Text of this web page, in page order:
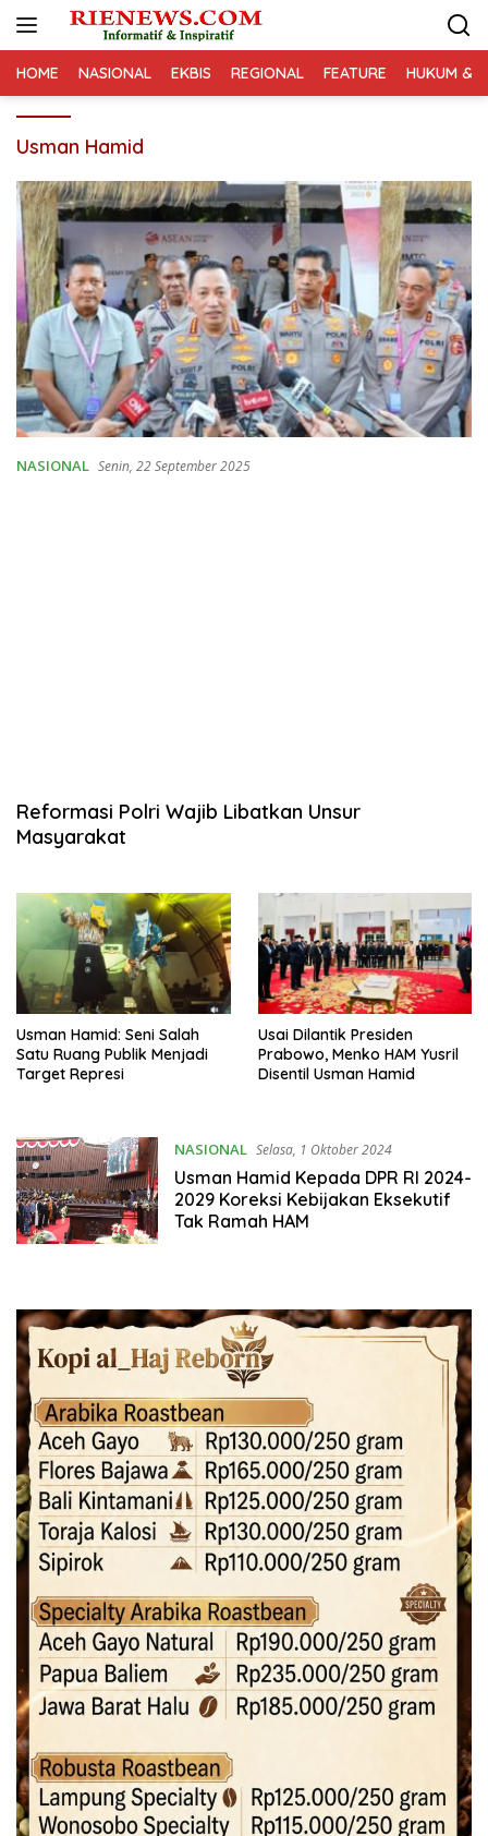
HOME NASIONAL EKBIS REGIONAL FEATURE HUKUM &
Usman Hamid
NASIONAL Senin, 22 September 2025
Reformasi Polri Wajib Libatkan Unsur
Masyarakat
Usman Hamid: Seni Salah
Satu Ruang Publik Menjadi
Target Represi
Usai Dilantik Presiden
Prabowo, Menko HAM Yusril
Disentil Usman Hamid
NASIONAL Selasa, 1 Oktober 2024
Usman Hamid Kepada DPR RI 2024-
2029 Koreksi Kebijakan Eksekutif
Tak Ramah HAM